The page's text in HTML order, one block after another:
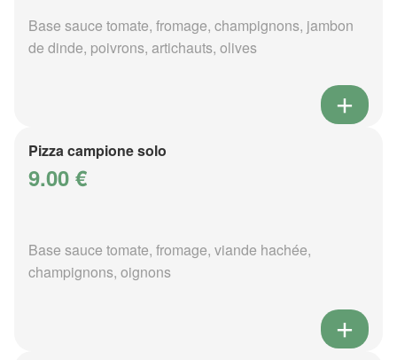
Base sauce tomate, fromage, champignons, jambon
de dinde, poivrons, artichauts, olives
Pizza campione solo
9.00 €
Base sauce tomate, fromage, viande hachée,
champignons, oignons